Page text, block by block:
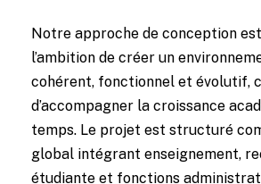
Notre approche de conception
l’ambition de créer un
cohérent, fonctionnel et évolutif,
d’accompagner la croissance
temps. Le projet est structuré
global intégrant enseignement,
étudiante et fonctions